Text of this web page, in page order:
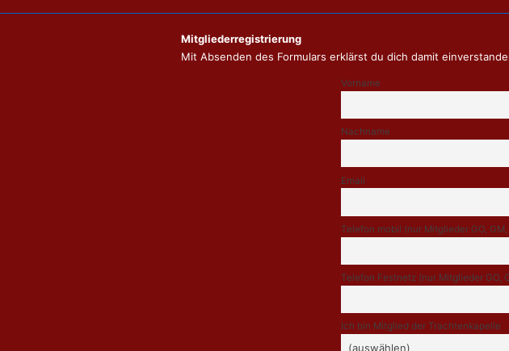
Mitgliederregistrierung
Mit Absenden des Formulars erklärst du dich damit
Vorname
Nachname
Email
Telefon mobil (nur Mitglieder GO, GM,
Telefon Festnetz (nur Mitglieder GO,
Ich bin Mitglied der Trachtenkapelle